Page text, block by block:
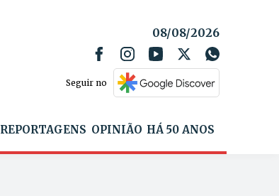
08/08/2026
Seguir no
REPORTAGENS OPINIÃO HÁ 50 ANOS